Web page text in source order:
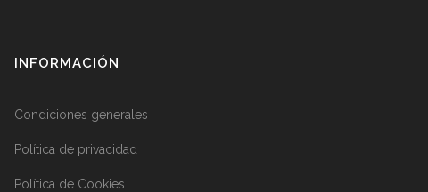
INFORMACIÓN
Condiciones generales
Política de privacidad
Política de Cookies